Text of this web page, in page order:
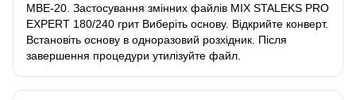
MBE-20. Застосування змінних файлів MIX STALEKS PRO
EXPERT 180/240 грит Виберіть основу. Відкрийте конверт.
Встановіть основу в одноразовий розхідник. Після
завершення процедури утилізуйте файл.